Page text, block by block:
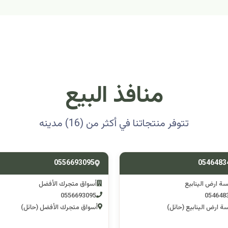
منافذ البيع
تتوفر منتجاتنا في أكثر من (16) مدينه
متجرك الأفضل
متجرك الأفضل (حائل)
0501314012
اسوق مكشات جو
0501314012
اسوق مكشات جو (الرصف)